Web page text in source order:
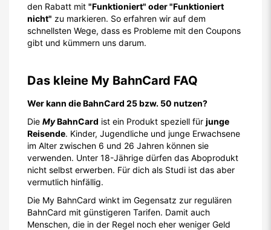
den Rabatt mit "Funktioniert" oder "Funktioniert
nicht" zu markieren. So erfahren wir auf dem
schnellsten Wege, dass es Probleme mit den Coupons
gibt und kümmern uns darum.
Das kleine My BahnCard FAQ
Wer kann die BahnCard 25 bzw. 50 nutzen?
Die MyBahnCard ist ein Produkt speziell für junge
Reisende. Kinder, Jugendliche und junge Erwachsene
im Alter zwischen 6 und 26 Jahren können sie
verwenden. Unter 18-Jährige dürfen das Aboprodukt
nicht selbst erwerben. Für dich als Studi ist das aber
vermutlich hinfällig.
Die My BahnCard winkt im Gegensatz zur regulären
BahnCard mit günstigeren Tarifen. Damit auch
Menschen, die in der Regel noch eher weniger Geld